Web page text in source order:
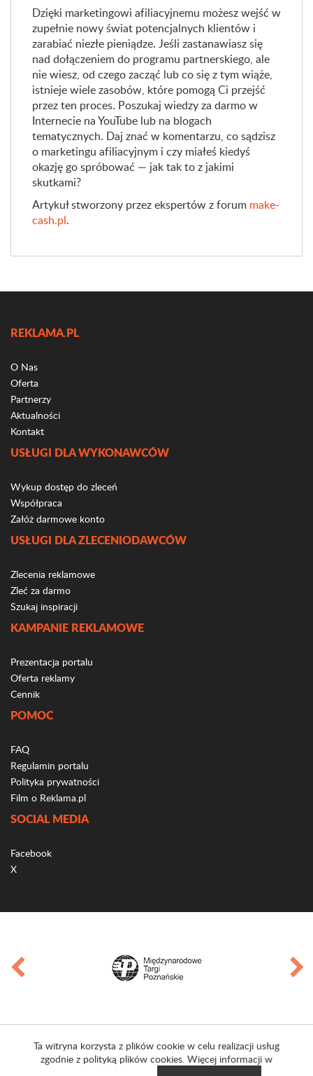
Dzięki marketingowi afiliacyjnemu możesz wejść w
zupełnie nowy świat potencjalnych klientów i
zarabiać niezłe pieniądze. Jeśli zastanawiasz się
nad dołączeniem do programu partnerskiego, ale
nie wiesz, od czego zacząć lub co się z tym wiąże,
istnieje wiele zasobów, które pomogą Ci przejść
przez ten proces. Poszukaj wiedzy za darmo w
Internecie na YouTube lub na blogach
tematycznych. Daj znać w komentarzu, co sądzisz
o marketingu afiliacyjnym i czy miałeś kiedyś
okazję go spróbować — jak tak to z jakimi
skutkami?
Artykuł stworzony przez ekspertów z forum make-
cash.pl.
REKLAMA.PL
O Nas
Oferta
Partnerzy
Aktualności
Kontakt
USŁUGI DLA WYKONAWCÓW
Wykup dostęp do zleceń
Współpraca
Załóż darmowe konto
USŁUGI DLA ZLECENIODAWCÓW
Zlecenia reklamowe
Zleć za darmo
Szukaj inspiracji
KAMPANIE REKLAMOWE
Prezentacja portalu
Oferta reklamy
Cennik
POMOC
FAQ
Regulamin portalu
Polityka prywatności
Film o Reklama.pl
SOCIAL MEDIA
Facebook
X
Ta witryna korzysta z plików cookie w celu realizacji usług
zgodnie z polityką plików cookies. Więcej informacji w